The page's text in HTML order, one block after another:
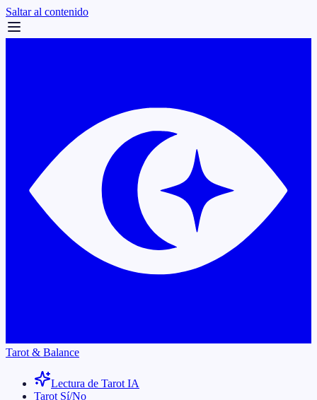
Saltar al contenido
Tarot & Balance
Lectura de Tarot IA
Tarot Sí/No